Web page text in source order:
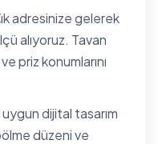
adresinize gelerek
alıyoruz. Tavan
priz konumlarını
dijital tasarım
düzeni ve